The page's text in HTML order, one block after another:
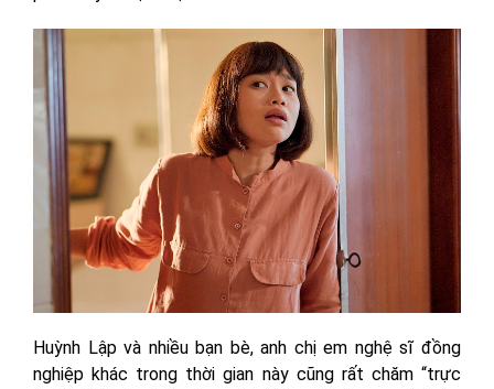
Huỳnh Lập và nhiều bạn bè, anh chị em nghệ sĩ đồng
nghiệp khác trong thời gian này cũng rất chăm “trực